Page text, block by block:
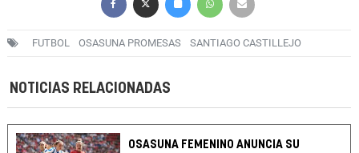
FUTBOL OSASUNA PROMESAS SANTIAGO CASTILLEJO
NOTICIAS RELACIONADAS
OSASUNA FEMENINO ANUNCIA SU